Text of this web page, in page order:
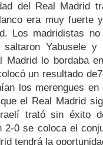
del Real Madrid
era muy fuerte
Los madridistas
Yabusele
Madrid lo bordaba
un resultado
los merengues
el Real Madrid
trató sin éxito
2-0 se coloca el
tendrá la